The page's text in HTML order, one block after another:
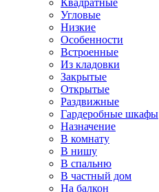
Квадратные
Угловые
Низкие
Особенности
Встроенные
Из кладовки
Закрытые
Открытые
Раздвижные
Гардеробные шкафы
Назначение
В комнату
В нишу
В спальню
В частный дом
На балкон